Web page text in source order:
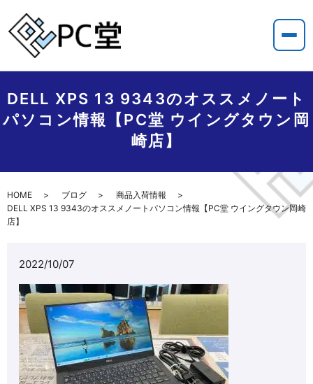
DELL XPS 13 9343のオススメノート
パソコン情報【PC堂 ウイングタウン岡
崎店】
HOME ブログ
商品入荷情報
DELL XPS 13 9343のオススメノートパソコン情報【PC堂 ウイングタウン岡崎
店】
2022/10/07